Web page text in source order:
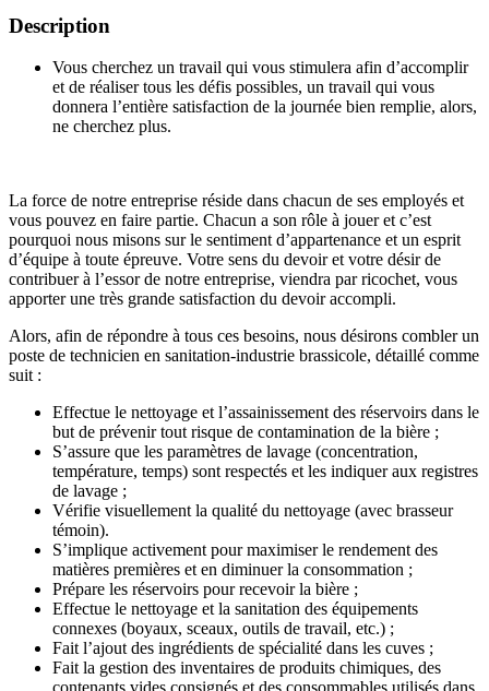
Description
Vous cherchez un travail qui vous stimulera afin d’accomplir
et de réaliser tous les défis possibles, un travail qui vous
donnera l’entière satisfaction de la journée bien remplie, alors,
ne cherchez plus.
La force de notre entreprise réside dans chacun de ses employés et
vous pouvez en faire partie. Chacun a son rôle à jouer et c’est
pourquoi nous misons sur le sentiment d’appartenance et un esprit
d’équipe à toute épreuve. Votre sens du devoir et votre désir de
contribuer à l’essor de notre entreprise, viendra par ricochet, vous
apporter une très grande satisfaction du devoir accompli.
Alors, afin de répondre à tous ces besoins, nous désirons combler un
poste de technicien en sanitation-industrie brassicole, détaillé comme
suit :
Effectue le nettoyage et l’assainissement des réservoirs dans le
but de prévenir tout risque de contamination de la bière ;
S’assure que les paramètres de lavage (concentration,
température, temps) sont respectés et les indiquer aux registres
de lavage ;
Vérifie visuellement la qualité du nettoyage (avec brasseur
témoin).
S’implique activement pour maximiser le rendement des
matières premières et en diminuer la consommation ;
Prépare les réservoirs pour recevoir la bière ;
Effectue le nettoyage et la sanitation des équipements
connexes (boyaux, sceaux, outils de travail, etc.) ;
Fait l’ajout des ingrédients de spécialité dans les cuves ;
Fait la gestion des inventaires de produits chimiques, des